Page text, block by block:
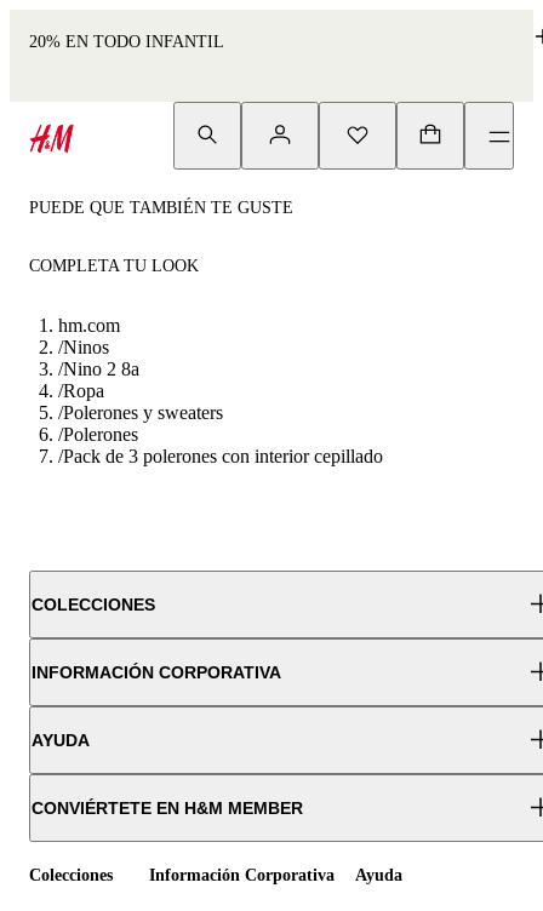
20% EN TODO INFANTIL
PUEDE QUE TAMBIÉN TE GUSTE
COMPLETA TU LOOK
hm.com
/Ninos
/Nino 2 8a
/Ropa
/Polerones y sweaters
/Polerones
/Pack de 3 polerones con interior cepillado
COLECCIONES
INFORMACIÓN CORPORATIVA
AYUDA
CONVIÉRTETE EN H&M MEMBER
Colecciones Información Corporativa Ayuda